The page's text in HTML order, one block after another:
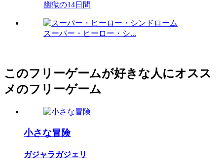
幽獄の14日間
スーパー・ヒーロー・シ...
このフリーゲームが好きな人にオスス
メのフリーゲーム
小さな冒険
ガジャラガジェリ